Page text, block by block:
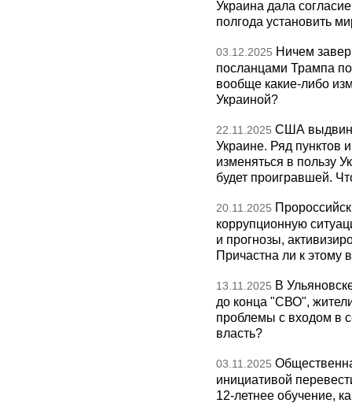
Украина дала
полгода установить
03.12.2025 Ничем
посланцами Трампа
вообще какие-либо
Украиной?
22.11.2025 США
Украине. Ряд пунктов
изменяться в пользу
будет проигравшей.
20.11.2025
коррупционную
и прогнозы,
Причастна ли к этому
13.11.2025 В
до конца "СВО",
проблемы с входом в
власть?
03.11.2025
инициативой
12-летнее обучение,